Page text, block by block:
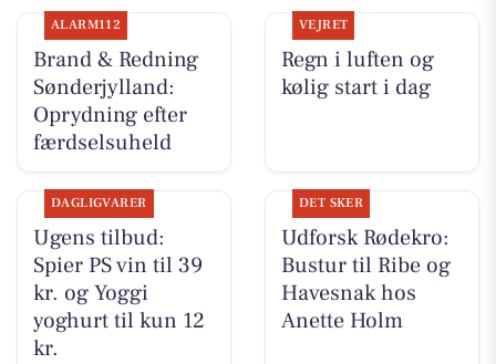
ALARM112
Brand & Redning
Sønderjylland:
Oprydning efter
færdselsuheld
VEJRET
Regn i luften og
kølig start i dag
DAGLIGVARER
Ugens tilbud:
Spier PS vin til 39
kr. og Yoggi
yoghurt til kun 12
kr.
DET SKER
Udforsk Rødekro:
Bustur til Ribe og
Havesnak hos
Anette Holm